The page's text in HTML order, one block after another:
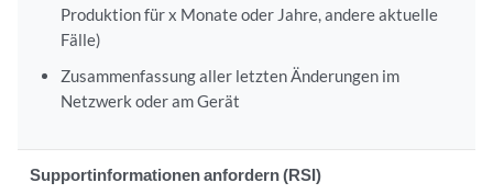
Produktion für x Monate oder Jahre, andere aktuelle
Fälle)
Zusammenfassung aller letzten Änderungen im
Netzwerk oder am Gerät
Supportinformationen anfordern (RSI)